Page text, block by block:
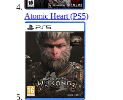
Atomic Heart (PS5)